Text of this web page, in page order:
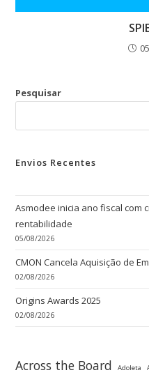
Pesquisar
Envios Recentes
Asmodee inicia ano fiscal com
rentabilidade
05/08/2026
CMON Cancela Aquisição de
02/08/2026
Origins Awards 2025
02/08/2026
Across the Board Adoleta